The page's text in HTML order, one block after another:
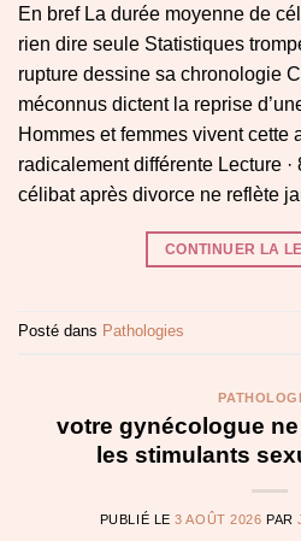
En bref La durée moyenne de
rien dire seule Statistiques
rupture dessine sa chronologie
méconnus dictent la reprise
Hommes et femmes vivent cette
radicalement différente Lecture
célibat après divorce ne reflète
CONTINUER LA
Posté dans Pathologies
votre gynécologue
les stimulants
PUBLIÉ LE3 AOÛT 2026 PAR